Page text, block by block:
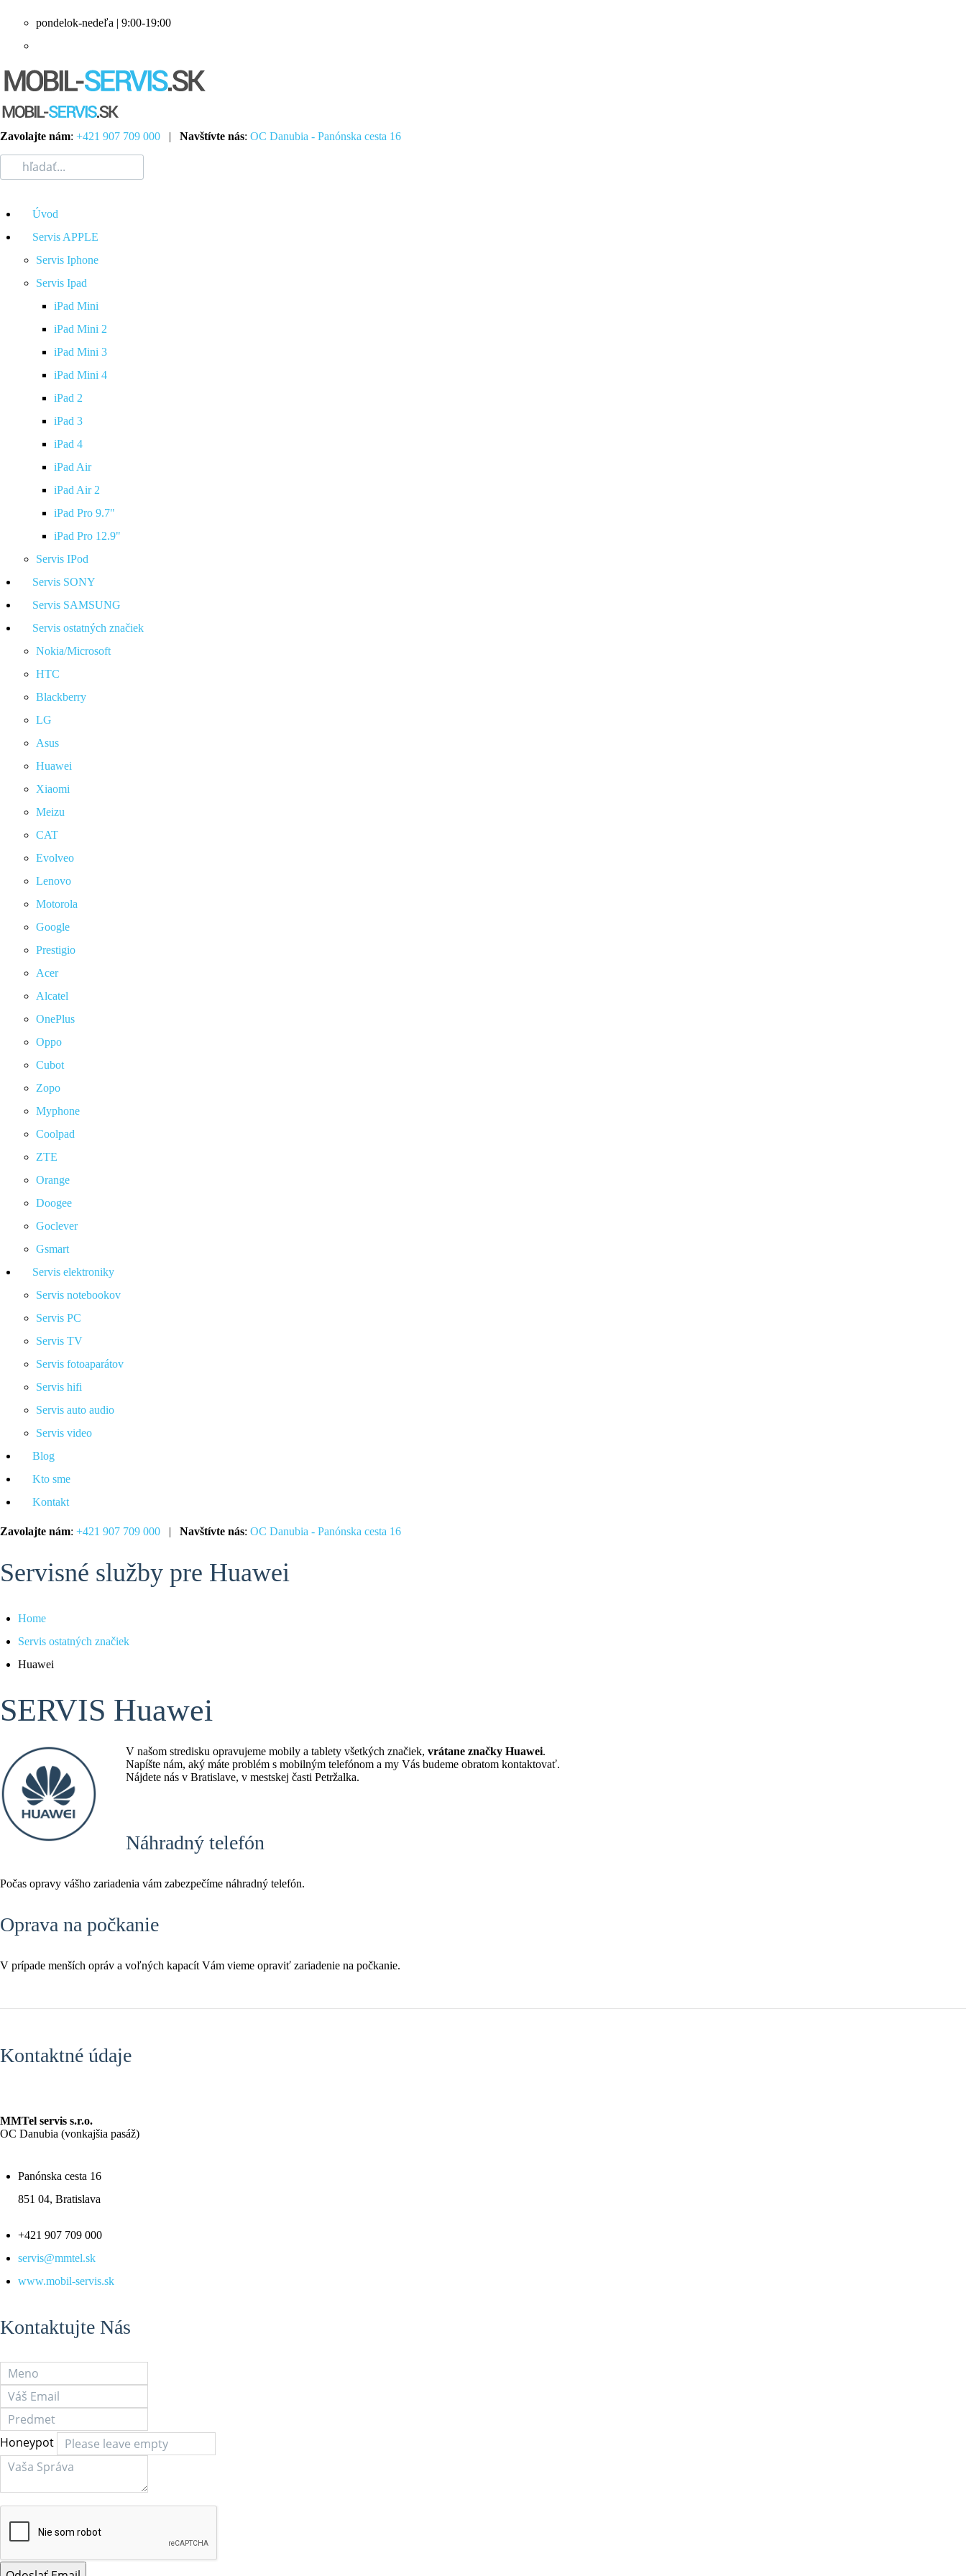
pondelok-nedeľa | 9:00-19:00
Zavolajte nám: +421 907 709 000 | Navštívte nás: OC Danubia - Panónska cesta 16
Úvod
Servis APPLE
Servis Iphone
Servis Ipad
iPad Mini
iPad Mini 2
iPad Mini 3
iPad Mini 4
iPad 2
iPad 3
iPad 4
iPad Air
iPad Air 2
iPad Pro 9.7"
iPad Pro 12.9"
Servis IPod
Servis SONY
Servis SAMSUNG
Servis ostatných značiek
Nokia/Microsoft
HTC
Blackberry
LG
Asus
Huawei
Xiaomi
Meizu
CAT
Evolveo
Lenovo
Motorola
Google
Prestigio
Acer
Alcatel
OnePlus
Oppo
Cubot
Zopo
Myphone
Coolpad
ZTE
Orange
Doogee
Goclever
Gsmart
Servis elektroniky
Servis notebookov
Servis PC
Servis TV
Servis fotoaparátov
Servis hifi
Servis auto audio
Servis video
Blog
Kto sme
Kontakt
Zavolajte nám: +421 907 709 000 | Navštívte nás: OC Danubia - Panónska cesta 16
Servisné služby pre Huawei
Home
Servis ostatných značiek
Huawei
SERVIS Huawei
V našom stredisku opravujeme mobily a tablety všetkých značiek, vrátane značky Huawei.
Napíšte nám, aký máte problém s mobilným telefónom a my Vás budeme obratom kontaktovať.
Nájdete nás v Bratislave, v mestskej časti Petržalka.
Náhradný telefón
Počas opravy vášho zariadenia vám zabezpečíme náhradný telefón.
Oprava na počkanie
V prípade menších opráv a voľných kapacít Vám vieme opraviť zariadenie na počkanie.
Kontaktné údaje
MMTel servis s.r.o.
OC Danubia (vonkajšia pasáž)
Panónska cesta 16
851 04, Bratislava
+421 907 709 000
servis@mmtel.sk
www.mobil-servis.sk
Kontaktujte Nás
Honeypot